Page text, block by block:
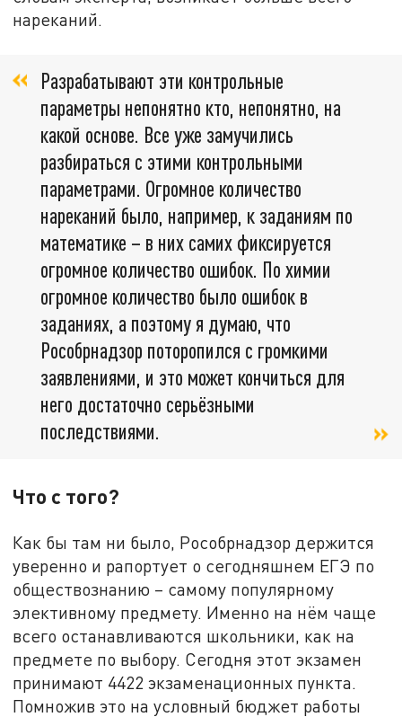
нареканий.
Разрабатывают эти контрольные
параметры непонятно кто, непонятно, на
какой основе. Все уже замучились
разбираться с этими контрольными
параметрами. Огромное количество
нареканий было, например, к заданиям по
математике – в них самих фиксируется
огромное количество ошибок. По химии
огромное количество было ошибок в
заданиях, а поэтому я думаю, что
Рособрнадзор поторопился с громкими
заявлениями, и это может кончиться для
него достаточно серьёзными
последствиями.
Что с того?
Как бы там ни было, Рособрнадзор держится
уверенно и рапортует о сегодняшнем ЕГЭ по
обществознанию – самому популярному
элективному предмету. Именно на нём чаще
всего останавливаются школьники, как на
предмете по выбору. Сегодня этот экзамен
принимают 4422 экзаменационных пункта.
Помножив это на условный бюджет работы